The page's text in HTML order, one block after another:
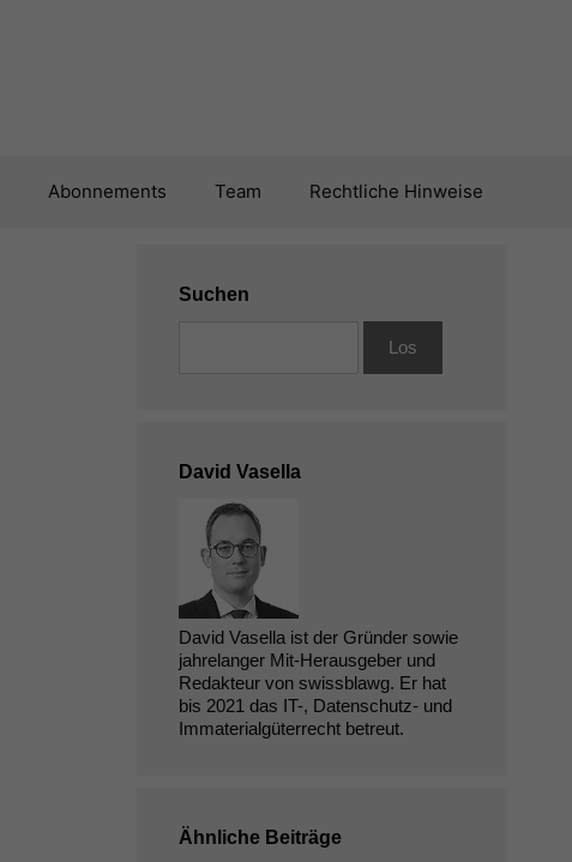
Abonnements Team Rechtliche Hinweise
Suchen
David Vasella
David Vasella ist der Gründer sowie
jahrelanger Mit-Herausgeber und
Redakteur von swissblawg. Er hat
bis 2021 das IT-, Datenschutz- und
Immaterialgüterrecht betreut.
Ähnliche Beiträge